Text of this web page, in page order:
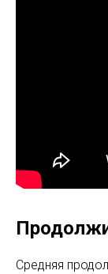
Средняя